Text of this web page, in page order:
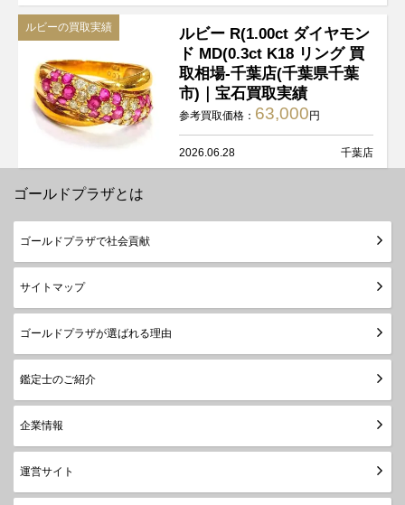
ルビーの買取実績
ルビー R(1.00ct ダイヤモン
ド MD(0.3ct K18 リング 買
取相場-千葉店(千葉県千葉
市)｜宝石買取実績
参考買取価格： 63,000円
2026.06.28 千葉店
ゴールドプラザとは
ゴールドプラザで社会貢献
サイトマップ
ゴールドプラザが選ばれる理由
鑑定士のご紹介
企業情報
運営サイト